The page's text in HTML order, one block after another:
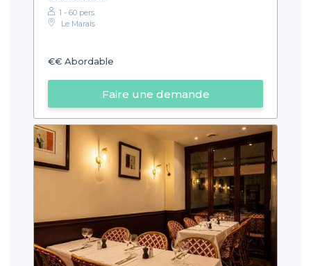
1 - 60 pers.
Le Marais
€€ Abordable
Faire une demande